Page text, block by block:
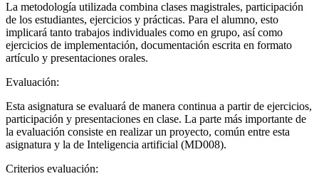
La metodología utilizada combina clases magistrales, participación
de los estudiantes, ejercicios y prácticas. Para el alumno, esto
implicará tanto trabajos individuales como en grupo, así como
ejercicios de implementación, documentación escrita en formato
artículo y presentaciones orales.
Evaluación:
Esta asignatura se evaluará de manera continua a partir de ejercicios,
participación y presentaciones en clase. La parte más importante de
la evaluación consiste en realizar un proyecto, común entre esta
asignatura y la de Inteligencia artificial (MD008).
Criterios evaluación: